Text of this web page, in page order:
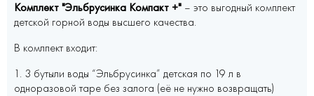
Комплект "Эльбрусинка Компакт +" – это выгодный комплект
детской горной воды высшего качества.
В комлпект входит:
1. 3 бутыли воды “Эльбрусинка” детская по 19 л в
одноразовой таре без залога (её не нужно возвращать)